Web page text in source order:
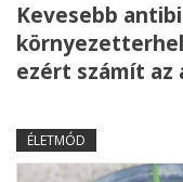
Kevesebb
ezért számít az
ÉLETMÓD